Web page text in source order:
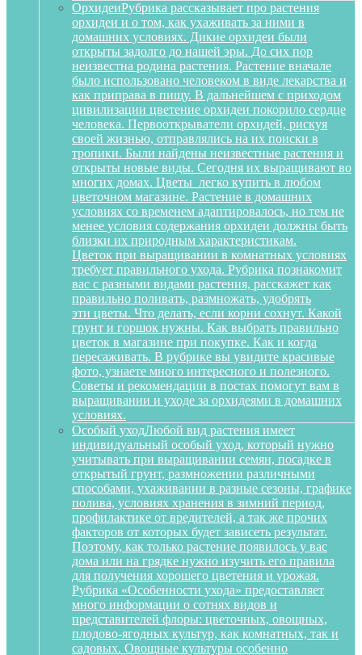
ОрхидеиРубрика рассказывает про растения
орхидеи и о том, как ухаживать за ними в
домашних условиях. Дикие орхидеи были
открыты задолго до нашей эры. До сих пор
неизвестна родина растения. Растение вначале
было использовано человеком в виде лекарства и
как приправа в пищу. В дальнейшем с приходом
цивилизации цветение орхидеи покорило сердце
человека. Первооткрыватели орхидей, рискуя
своей жизнью, отправлялись на их поиски в
тропики. Были найдены неизвестные растения и
открыты новые виды. Сегодня их выращивают во
многих домах. Цветы легко купить в любом
цветочном магазине. Растение в домашних
условиях со временем адаптировалось, но тем не
менее условия содержания орхидеи должны быть
близки их природным характеристикам.
Цветок при выращивании в комнатных условиях
требует правильного ухода. Рубрика познакомит
вас с разными видами растения, расскажет как
правильно поливать, размножать, удобрять
эти цветы. Что делать, если корни сохнут. Какой
грунт и горшок нужны. Как выбрать правильно
цветок в магазине при покупке. Как и когда
пересаживать. В рубрике вы увидите красивые
фото, узнаете много интересного и полезного.
Советы и рекомендации в постах помогут вам в
выращивании и уходе за орхидеями в домашних
условиях.
Особый уходЛюбой вид растения имеет
индивидуальный особый уход, который нужно
учитывать при выращивании семян, посадке в
открытый грунт, размножении различными
способами, ухаживании в разные сезоны, графике
полива, условиях хранения в зимний период,
профилактике от вредителей, а так же прочих
факторов от которых будет зависеть результат.
Поэтому, как только растение появилось у вас
дома или на грядке нужно изучить его правила
для получения хорошего цветения и урожая.
Рубрика «Особенности ухода» предоставляет
много информации о сотнях видов и
представителей флоры: цветочных, овощных,
плодово-ягодных культур, как комнатных, так и
садовых. Овощные культуры особенно